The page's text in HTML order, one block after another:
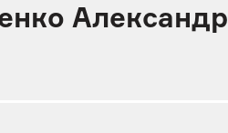
Александр